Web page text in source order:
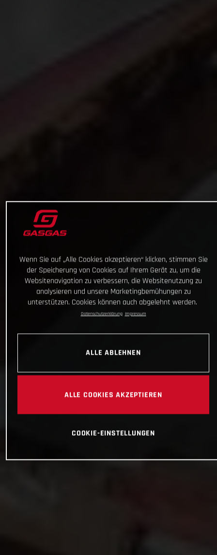
Wenn Sie auf „Alle Cookies akzeptieren“ klicken, stimmen Sie
der Speicherung von Cookies auf Ihrem Gerät zu, um die
Websitenavigation zu verbessern, die Websitenutzung zu
analysieren und unsere Marketingbemühungen zu
unterstützen. Cookies können auch abgelehnt werden.
Datenschutzerklärung Impressum
ALLE ABLEHNEN
ALLE COOKIES AKZEPTIEREN
COOKIE-EINSTELLUNGEN